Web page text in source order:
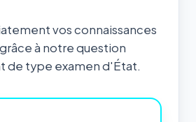
vos connaissances
à notre question
de type examen d'État.